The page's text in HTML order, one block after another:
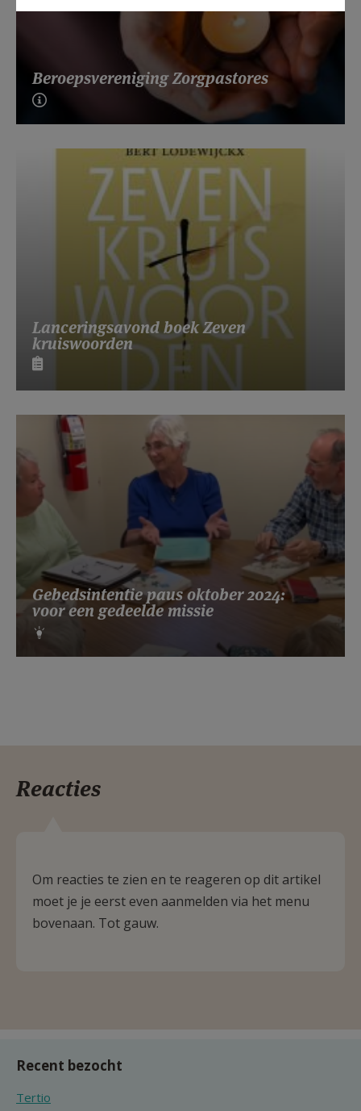
Beroepsvereniging Zorgpastores
Lanceringsavond boek Zeven
kruiswoorden
Gebedsintentie paus oktober 2024:
voor een gedeelde missie
Reacties
Om reacties te zien en te reageren op dit artikel
moet je je eerst even aanmelden via het menu
bovenaan. Tot gauw.
Recent bezocht
Tertio